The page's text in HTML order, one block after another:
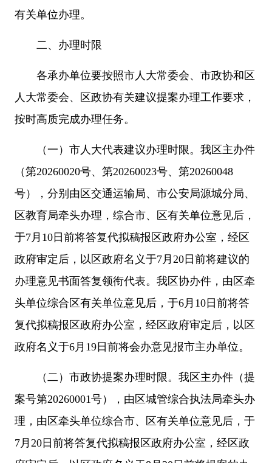
有关单位办理。
二、办理时限
各承办单位要按照市人大常委会、市政协和区
人大常委会、区政协有关建议提案办理工作要求，
按时高质完成办理任务。
（一）市人大代表建议办理时限。我区主办件
（第20260020号、第20260023号、第20260048
号），分别由区交通运输局、市公安局源城分局、
区教育局牵头办理，综合市、区有关单位意见后，
于7月10日前将答复代拟稿报区政府办公室，经区
政府审定后，以区政府名义于7月20日前将建议的
办理意见书面答复领衔代表。我区协办件，由区牵
头单位综合区有关单位意见后，于6月10日前将答
复代拟稿报区政府办公室，经区政府审定后，以区
政府名义于6月19日前将会办意见报市主办单位。
（二）市政协提案办理时限。我区主办件（提
案号第20260001号），由区城管综合执法局牵头办
理，由区牵头单位综合市、区有关单位意见后，于
7月20日前将答复代拟稿报区政府办公室，经区政